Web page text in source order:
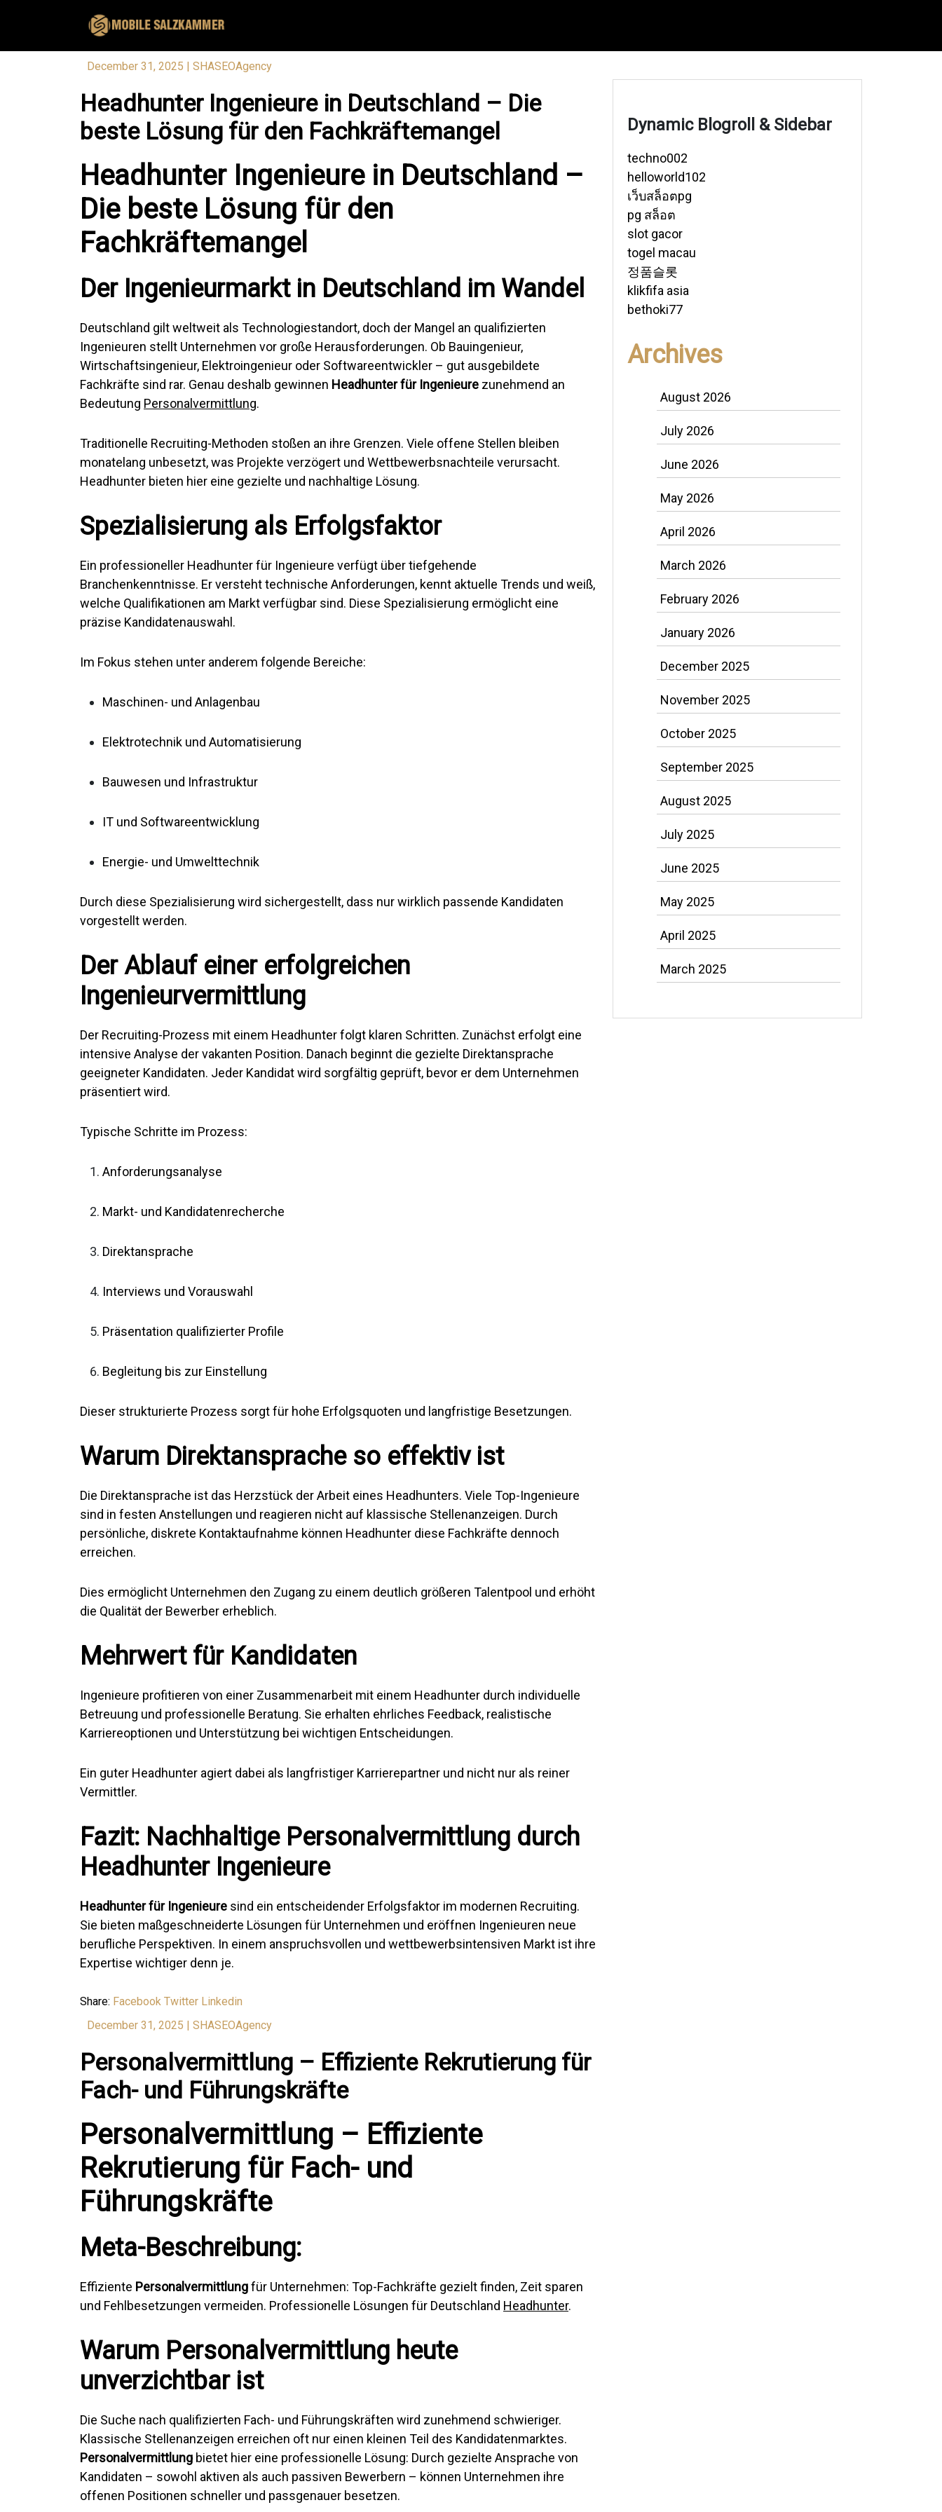
December 31, 2025 | SHASEOAgency
Headhunter Ingenieure in Deutschland – Die
beste Lösung für den Fachkräftemangel
Headhunter Ingenieure in Deutschland –
Die beste Lösung für den
Fachkräftemangel
Der Ingenieurmarkt in Deutschland im Wandel
Deutschland gilt weltweit als Technologiestandort, doch der Mangel an qualifizierten
Ingenieuren stellt Unternehmen vor große Herausforderungen. Ob Bauingenieur,
Wirtschaftsingenieur, Elektroingenieur oder Softwareentwickler – gut ausgebildete
Fachkräfte sind rar. Genau deshalb gewinnen Headhunter für Ingenieure zunehmend an
Bedeutung Personalvermittlung.
Traditionelle Recruiting-Methoden stoßen an ihre Grenzen. Viele offene Stellen bleiben
monatelang unbesetzt, was Projekte verzögert und Wettbewerbsnachteile verursacht.
Headhunter bieten hier eine gezielte und nachhaltige Lösung.
Spezialisierung als Erfolgsfaktor
Ein professioneller Headhunter für Ingenieure verfügt über tiefgehende
Branchenkenntnisse. Er versteht technische Anforderungen, kennt aktuelle Trends und weiß,
welche Qualifikationen am Markt verfügbar sind. Diese Spezialisierung ermöglicht eine
präzise Kandidatenauswahl.
Im Fokus stehen unter anderem folgende Bereiche:
Maschinen- und Anlagenbau
Elektrotechnik und Automatisierung
Bauwesen und Infrastruktur
IT und Softwareentwicklung
Energie- und Umwelttechnik
Durch diese Spezialisierung wird sichergestellt, dass nur wirklich passende Kandidaten
vorgestellt werden.
Der Ablauf einer erfolgreichen
Ingenieurvermittlung
Der Recruiting-Prozess mit einem Headhunter folgt klaren Schritten. Zunächst erfolgt eine
intensive Analyse der vakanten Position. Danach beginnt die gezielte Direktansprache
geeigneter Kandidaten. Jeder Kandidat wird sorgfältig geprüft, bevor er dem Unternehmen
präsentiert wird.
Typische Schritte im Prozess:
Anforderungsanalyse
Markt- und Kandidatenrecherche
Direktansprache
Interviews und Vorauswahl
Präsentation qualifizierter Profile
Begleitung bis zur Einstellung
Dieser strukturierte Prozess sorgt für hohe Erfolgsquoten und langfristige Besetzungen.
Warum Direktansprache so effektiv ist
Die Direktansprache ist das Herzstück der Arbeit eines Headhunters. Viele Top-Ingenieure
sind in festen Anstellungen und reagieren nicht auf klassische Stellenanzeigen. Durch
persönliche, diskrete Kontaktaufnahme können Headhunter diese Fachkräfte dennoch
erreichen.
Dies ermöglicht Unternehmen den Zugang zu einem deutlich größeren Talentpool und erhöht
die Qualität der Bewerber erheblich.
Mehrwert für Kandidaten
Ingenieure profitieren von einer Zusammenarbeit mit einem Headhunter durch individuelle
Betreuung und professionelle Beratung. Sie erhalten ehrliches Feedback, realistische
Karriereoptionen und Unterstützung bei wichtigen Entscheidungen.
Ein guter Headhunter agiert dabei als langfristiger Karrierepartner und nicht nur als reiner
Vermittler.
Fazit: Nachhaltige Personalvermittlung durch
Headhunter Ingenieure
Headhunter für Ingenieure sind ein entscheidender Erfolgsfaktor im modernen Recruiting.
Sie bieten maßgeschneiderte Lösungen für Unternehmen und eröffnen Ingenieuren neue
berufliche Perspektiven. In einem anspruchsvollen und wettbewerbsintensiven Markt ist ihre
Expertise wichtiger denn je.
Share: Facebook Twitter Linkedin
December 31, 2025 | SHASEOAgency
Personalvermittlung – Effiziente Rekrutierung für
Fach- und Führungskräfte
Personalvermittlung – Effiziente
Rekrutierung für Fach- und
Führungskräfte
Meta-Beschreibung:
Effiziente Personalvermittlungfür Unternehmen: Top-Fachkräfte gezielt finden, Zeit sparen
und Fehlbesetzungen vermeiden. Professionelle Lösungen für Deutschland Headhunter.
Warum Personalvermittlung heute
unverzichtbar ist
Die Suche nach qualifizierten Fach- und Führungskräften wird zunehmend schwieriger.
Klassische Stellenanzeigen erreichen oft nur einen kleinen Teil des Kandidatenmarktes.
Personalvermittlung bietet hier eine professionelle Lösung: Durch gezielte Ansprache von
Kandidaten – sowohl aktiven als auch passiven Bewerbern – können Unternehmen ihre
offenen Positionen schneller und passgenauer besetzen.
Dynamic Blogroll & Sidebar
techno002
helloworld102
เว็บสล็อตpg
pg สล็อต
slot gacor
togel macau
정품슬롯
klikfifa asia
bethoki77
Archives
August 2026
July 2026
June 2026
May 2026
April 2026
March 2026
February 2026
January 2026
December 2025
November 2025
October 2025
September 2025
August 2025
July 2025
June 2025
May 2025
April 2025
March 2025